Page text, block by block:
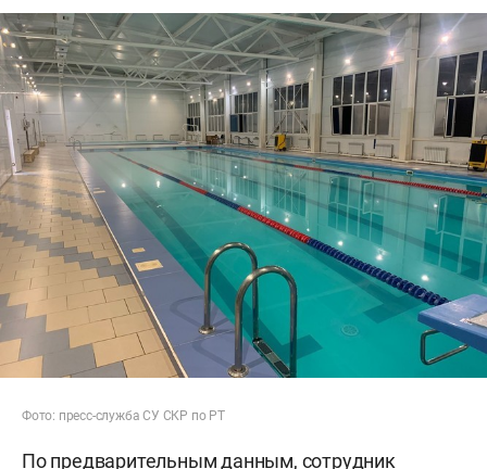
Фото: пресс-служба СУ СКР по РТ
По предварительным данным, сотрудник